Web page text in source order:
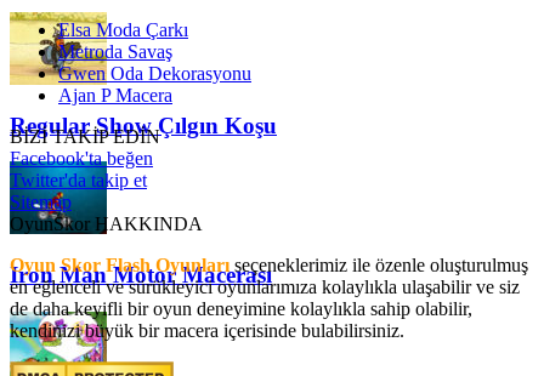
Regular Show Çılgın Koşu
Iron Man Motor Macerası
Elsa Moda Çarkı
Metroda Savaş
Gwen Oda Dekorasyonu
Ajan P Macera
BİZİ TAKİP EDİN
Facebook'ta beğen
Twitter'da takip et
Sitemap
OyunSkor HAKKINDA
Oyun Skor Flash Oyunları seçeneklerimiz ile özenle oluşturulmuş
en eğlenceli ve sürükleyici oyunlarımıza kolaylıkla ulaşabilir ve siz
de daha keyifli bir oyun deneyimine kolaylıkla sahip olabilir,
kendinizi büyük bir macera içerisinde bulabilirsiniz.